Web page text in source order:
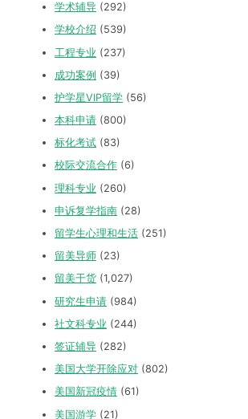
学术辅导 (292)
学校介绍 (539)
工程专业 (237)
成功案例 (39)
护学星VIP留学 (56)
本科申请 (800)
标化考试 (83)
校际交流合作 (6)
理科专业 (260)
申诉复学指南 (28)
留学生心理和生活 (251)
留美导师 (23)
留美干货 (1,027)
研究生申请 (984)
社文科专业 (244)
签证辅导 (282)
美国大学开除应对 (802)
美国新冠疫情 (61)
美国游学 (21)